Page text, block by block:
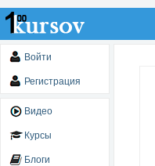
Войти
Регистрация
Видео
Курсы
Блоги